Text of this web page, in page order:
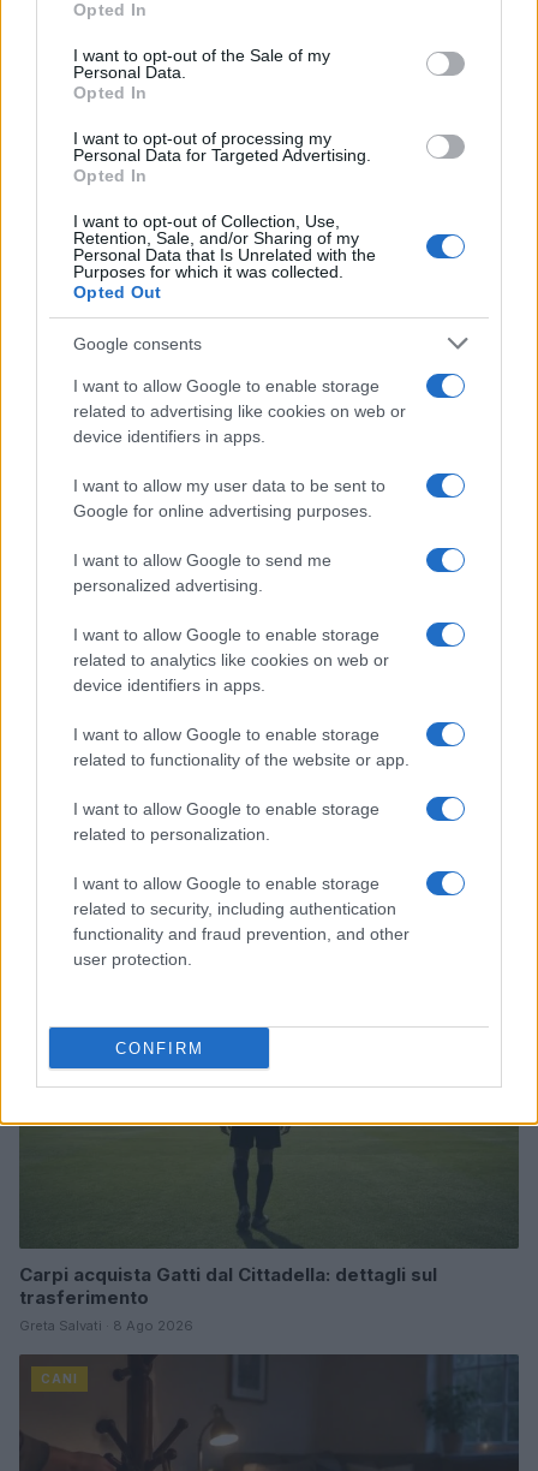
use your data for below specified purposes in below Google
consent section.
Opted In
I want to opt-out of the Sale of my
Personal Data.
Opted In
I want to opt-out of processing my
Personal Data for Targeted Advertising.
Opted In
I want to opt-out of Collection, Use,
Retention, Sale, and/or Sharing of my
Personal Data that Is Unrelated with the
Purposes for which it was collected.
Opted Out
Google consents
I want to allow Google to enable storage
related to advertising like cookies on web or
device identifiers in apps.
I want to allow my user data to be sent to
Google for online advertising purposes.
I want to allow Google to send me
personalized advertising.
I want to allow Google to enable storage
related to analytics like cookies on web or
device identifiers in apps.
I want to allow Google to enable storage
related to functionality of the website or app.
I want to allow Google to enable storage
related to personalization.
I want to allow Google to enable storage
related to security, including authentication
functionality and fraud prevention, and other
user protection.
CONFIRM
AUTORE
Susanna Capelli
Susanna Capelli ha raccontato una
Bra, promuovendo una linea editoriale che
valorizza la storia locale sui social.
Collaboratrice storica, possiede una
spettacoli veronesi come particolare
biografico.
Continua a leggere
CANI
Carpi acquista Gatti dal Cittadella: dettagli sul
trasferimento
Greta Salvati · 8 Ago 2026
CANI